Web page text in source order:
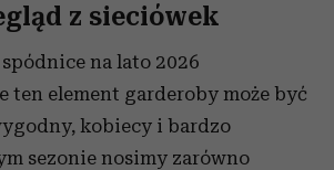
z sieciówek
na lato 2026
ten element garderoby może być
kobiecy i bardzo
sezonie nosimy zarówno